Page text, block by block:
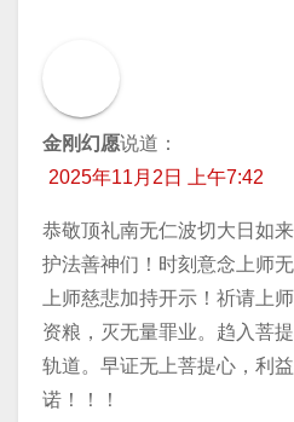
金刚幻愿说道：
2025年11月2日 上午7:42
恭敬顶礼南无仁波切大日如
护法善神们！时刻意念上师
上师慈悲加持开示！祈请上
资粮，灭无量罪业。趋入菩
轨道。早证无上菩提心，利
诺！！！